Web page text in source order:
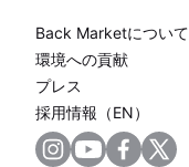
Back Marketについて
環境への貢献
プレス
採用情報（EN）